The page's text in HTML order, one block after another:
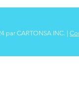
par CARTONSA INC. |